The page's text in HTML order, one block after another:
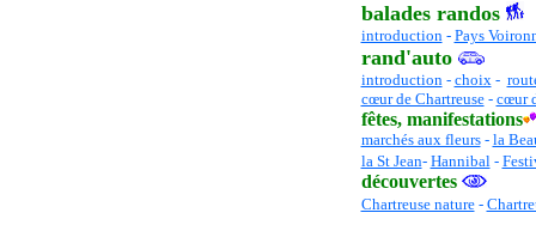
balades randos
introduction - Pays
rand'auto
introduction- choix-
cœur de Chartreuse- cœur
fêtes, manifestations
marchés aux fleurs- la
la St Jean- Hannibal-
découvertes
Chartreuse nature-